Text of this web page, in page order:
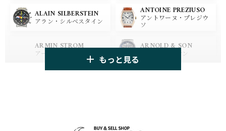
BLANCPAIN
ブランパン
BREITLING
ブライトリング
HUBLOT
ウブロ
ZENITH
ALAIN SILBERSTEIN
アラン・シルベスタイン
ANTOINE PREZIUSO
アントワーヌ・プレジウ
ソ
ARMIN STROM
アーミン・シュトローム
ARNOLD & SON
アーノルド&サン
もっと見る